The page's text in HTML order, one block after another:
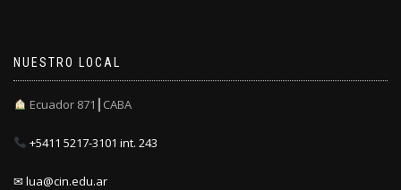
NUESTRO LOCAL
Ecuador 871┃CABA
+5411 5217-3101 int. 243
✉ lua@cin.edu.ar